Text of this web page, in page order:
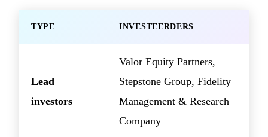
TYPE INVESTEERDERS
Lead
investors
Valor Equity Partners,
Stepstone Group, Fidelity
Management & Research
Company